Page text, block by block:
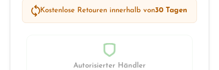
Kostenlose Retouren innerhalb von30 Tagen
Autorisierter Händler